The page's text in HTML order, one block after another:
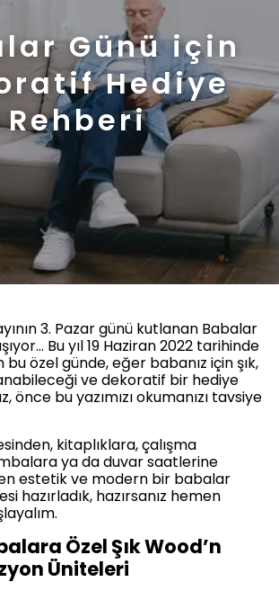
Günü için
Hediye
Rehberi
3. Pazar günü kutlanan Babalar
Bu yıl 19 Haziran 2022 tarihinde
özel günde, eğer babanız için şık,
ve dekoratif bir hediye
önce bu yazımızı okumanızı tavsiye
kitaplıklara, çalışma
ya da duvar saatlerine
estetik ve modern bir babalar
hazırladık, hazırsanız hemen
Özel Şık Wood’n
Üniteleri